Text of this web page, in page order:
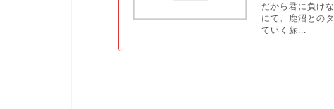
だから君に負け
にて、鹿沼との
ていく蘇...